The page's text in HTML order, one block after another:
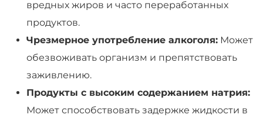
вредных жиров и часто переработанных
продуктов.
Чрезмерное употребление алкоголя: Может
обезвоживать организм и препятствовать
заживлению.
Продукты с высоким содержанием натрия:
Может способствовать задержке жидкости в